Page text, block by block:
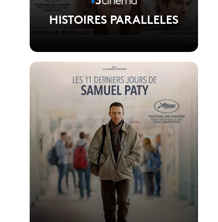
HISTOIRES PARALLELES
Réalisé par Asghar Farhadi
Voir la fiche du film